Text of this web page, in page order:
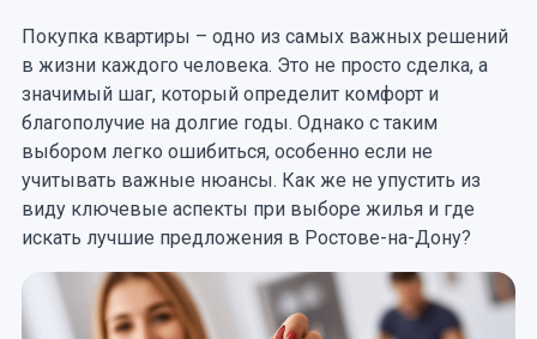
Покупка квартиры – одно из самых важных решений
в жизни каждого человека. Это не просто сделка, а
значимый шаг, который определит комфорт и
благополучие на долгие годы. Однако с таким
выбором легко ошибиться, особенно если не
учитывать важные нюансы. Как же не упустить из
виду ключевые аспекты при выборе жилья и где
искать лучшие предложения в Ростове-на-Дону?